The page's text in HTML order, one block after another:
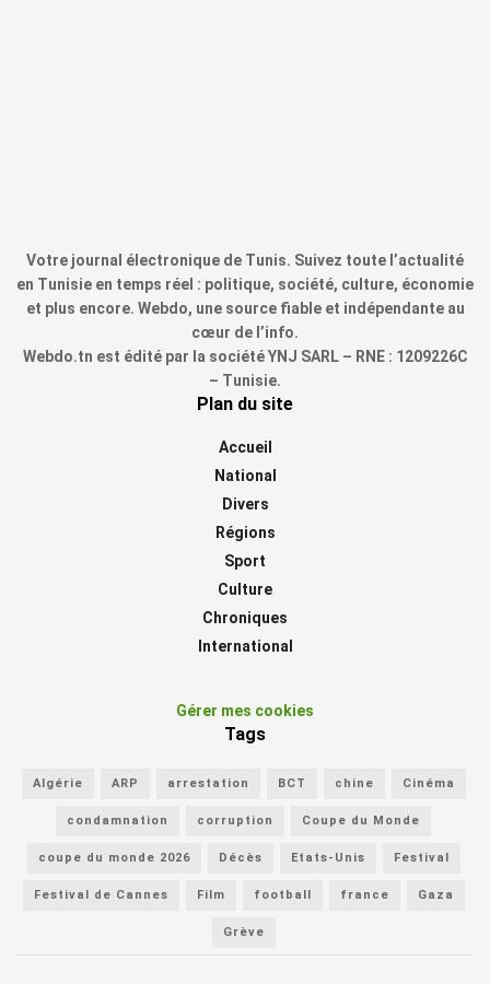
Votre journal électronique de Tunis. Suivez toute l’actualité
en Tunisie en temps réel : politique, société, culture, économie
et plus encore. Webdo, une source fiable et indépendante au
cœur de l’info.
Webdo.tn est édité par la société YNJ SARL – RNE : 1209226C
– Tunisie.
Plan du site
Accueil
National
Divers
Régions
Sport
Culture
Chroniques
International
Gérer mes cookies
Tags
Algérie ARP arrestation BCT chine Cinéma
condamnation corruption Coupe du Monde
coupe du monde 2026 Décès Etats-Unis Festival
Festival de Cannes Film football france Gaza
Grève